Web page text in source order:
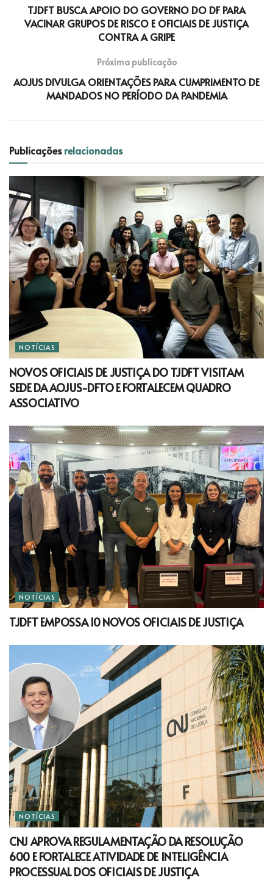
TJDFT BUSCA APOIO DO GOVERNO DO DF PARA
VACINAR GRUPOS DE RISCO E OFICIAIS DE JUSTIÇA
CONTRA A GRIPE
Próxima publicação
AOJUS DIVULGA ORIENTAÇÕES PARA CUMPRIMENTO DE
MANDADOS NO PERÍODO DA PANDEMIA
Publicaçõesrelacionadas
NOTÍCIAS
NOVOS OFICIAIS DE JUSTIÇA DO TJDFT VISITAM
SEDE DA AOJUS-DFTO E FORTALECEM QUADRO
ASSOCIATIVO
NOTÍCIAS
TJDFT EMPOSSA 10 NOVOS OFICIAIS DE JUSTIÇA
NOTÍCIAS
CNJ APROVA REGULAMENTAÇÃO DA RESOLUÇÃO
600 E FORTALECE ATIVIDADE DE INTELIGÊNCIA
PROCESSUAL DOS OFICIAIS DE JUSTIÇA